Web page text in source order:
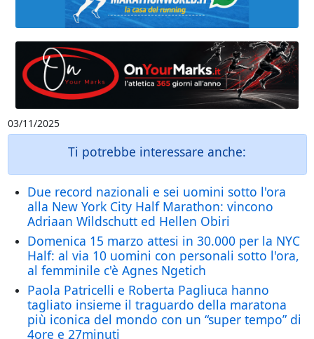
03/11/2025
Ti potrebbe interessare anche:
Due record nazionali e sei uomini sotto l'ora
alla New York City Half Marathon: vincono
Adriaan Wildschutt ed Hellen Obiri
Domenica 15 marzo attesi in 30.000 per la NYC
Half: al via 10 uomini con personali sotto l'ora,
al femminile c'è Agnes Ngetich
Paola Patricelli e Roberta Pagliuca hanno
tagliato insieme il traguardo della maratona
più iconica del mondo con un “super tempo” di
4ore e 27minuti